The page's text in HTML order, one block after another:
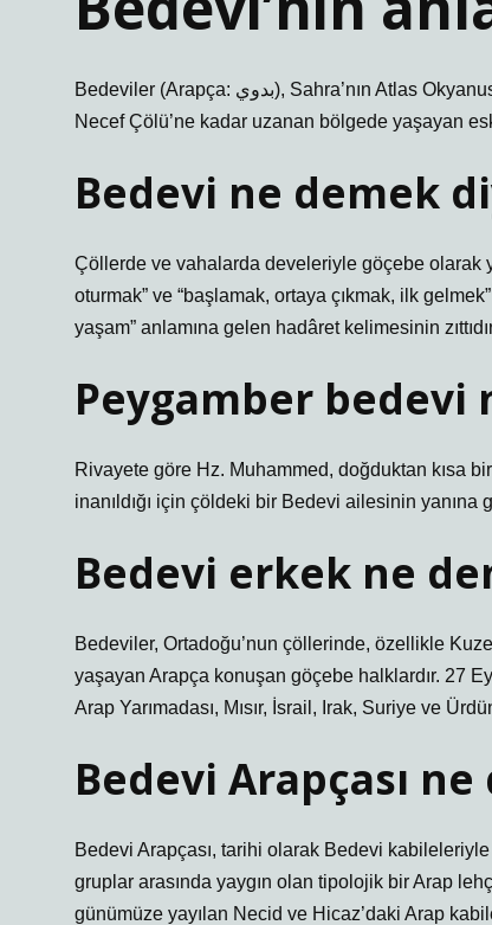
Bedeviler (Arapça: بدوي), Sahra’nın Atlas Okyanusu kıyısından başlayarak Arap Çölü, Batı Çölü, Sina Yarımadası ve
Necef Çölü’ne kadar uzanan bölgede yaşayan
Bedevi ne demek
Çöllerde ve vahalarda develeriyle göçebe olarak
oturmak” ve “başlamak, ortaya çıkmak, ilk
yaşam” anlamına gelen hadâret kelimesinin
Peygamber bedevi
Rivayete göre Hz. Muhammed, doğduktan kısa
inanıldığı için çöldeki bir Bedevi ailesinin yanına
Bedevi erkek ne
Bedeviler, Ortadoğu’nun çöllerinde, özellikle
yaşayan Arapça konuşan göçebe halklardır. 27
Arap Yarımadası, Mısır, İsrail, Irak, Suriye ve
Bedevi Arapçası
Bedevi Arapçası, tarihi olarak Bedevi
gruplar arasında yaygın olan tipolojik bir Arap
günümüze yayılan Necid ve Hicaz’daki Arap